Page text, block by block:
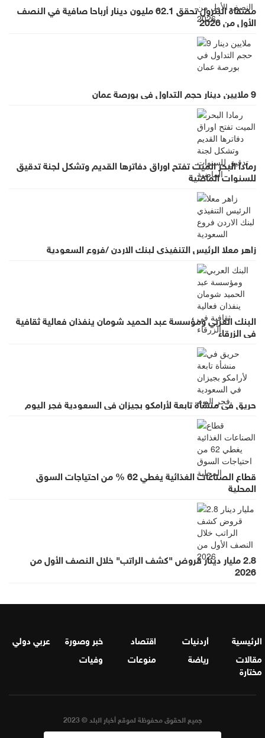
مصفاة البترول تحقق 62.1 مليون دينار أرباحا صافية في النصف
الأول من 2026
9 ملايين دينار حجم التداول في بورصة عمان
رمادا البحر الميت تفتح اوراق دفاترها القديم وتشكل لجنة تدقيق
للسنوات الماضية
زاهر معلا الرئيس التنفيذي لبنك الاردن /فروع السعودية
البنك العربي ومؤسسة عبد الحميد شومان ينفذان فعالية ثقافية
في الزرقاء
حريق في منشأة تابعة لأرامكو بجيزان في السعودية فجر اليوم
قطاع الصناعات الغذائية يغطي 62 % من احتياجات السوق
المحلية
2.8 مليار دينار قروض "كشف الراتب" خلال النصف الأول من
2026
الرئيسية أردنيات اقتصاد خبر وصورة
عربي دولي
مقالات
مختارة
رياضة منوعات وفيات
جميع الحقوق محفوظة لموقع أخبار البلد © 2023